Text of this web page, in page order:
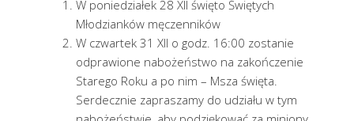
W poniedziałek 28 XII święto Świętych
Młodzianków męczenników
W czwartek 31 XII o godz. 16:00 zostanie
odprawione nabożeństwo na zakończenie
Starego Roku a po nim – Msza święta.
Serdecznie zapraszamy do udziału w tym